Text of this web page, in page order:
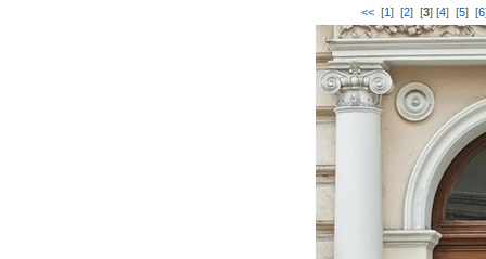
<< [1] [2] [3] [4] [5] [6